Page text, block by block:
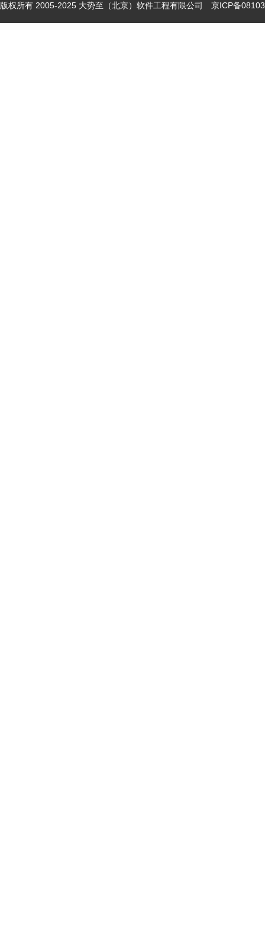
版权所有 2005-2025 大势至（北京）软件工程有限公司 京ICP备